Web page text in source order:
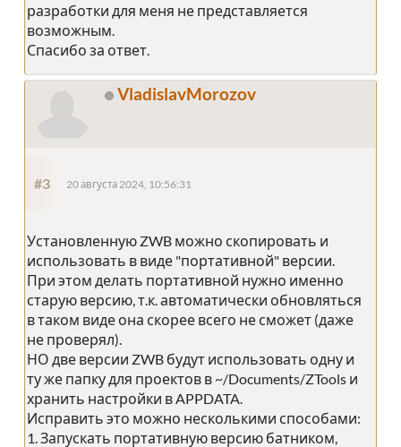
разработки для меня не представляется
возможным.
Спасибо за ответ.
VladislavMorozov
#3 20 августа 2024, 10:56:31
Установленную ZWB можно скопировать и
использовать в виде "портативной" версии.
При этом делать портативной нужно именно
старую версию, т.к. автоматически обновляться
в таком виде она скорее всего не сможет (даже
не проверял).
НО две версии ZWB будут использовать одну и
ту же папку для проектов в ~/Documents/ZTools и
хранить настройки в APPDATA.
Исправить это можно несколькими способами:
1. Запускать портативную версию батником,